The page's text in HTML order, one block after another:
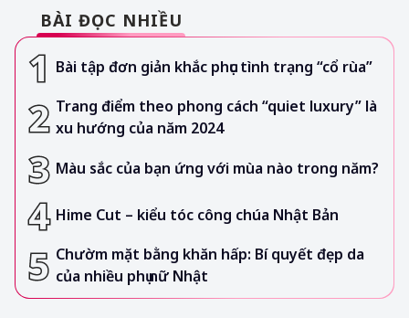
BÀI ĐỌC NHIỀU
Bài tập đơn giản khắc phục tình trạng “cổ rùa”
Trang điểm theo phong cách “quiet luxury” là
xu hướng của năm 2024
Màu sắc của bạn ứng với mùa nào trong năm?
Hime Cut – kiểu tóc công chúa Nhật Bản
Chườm mặt bằng khăn hấp: Bí quyết đẹp da
của nhiều phụ nữ Nhật